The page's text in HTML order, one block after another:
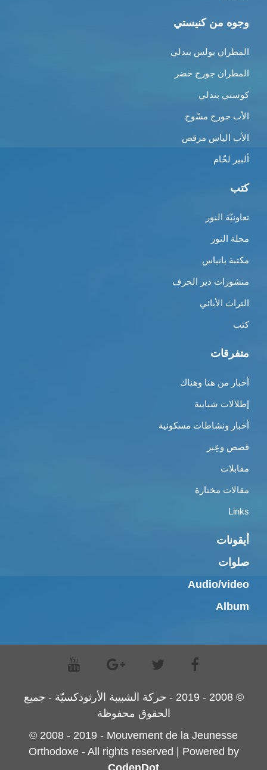
وجوه من كنيستي
المطران بولس بندلي
المطران جورج خضر
كوستي بندلي
الأب جورج مسّوح
الأب الياس مرقص
ألبير لحّام
كتب
تعاونيّة النور
مجلة النور
مكتبة بانياس
منشورات دير الحرف
التراث الأبائي
كتب
متفرقات
أخبار من هنا وهناك
إطلالات شبابية
أخبار ونشاطات مسكونية
قصص وعِبر
مقابلات
مقالات مختارة
Links
أيقونات
صلوات
Audio/video
Album
© 2008 - 2019 - حركة الشبيبة الأرثوذكسيّة - جميع
الحقوق محفوظة
© 2008 - 2019 - Mouvement de la Jeunesse
Orthodoxe - All rights reserved | Powered by